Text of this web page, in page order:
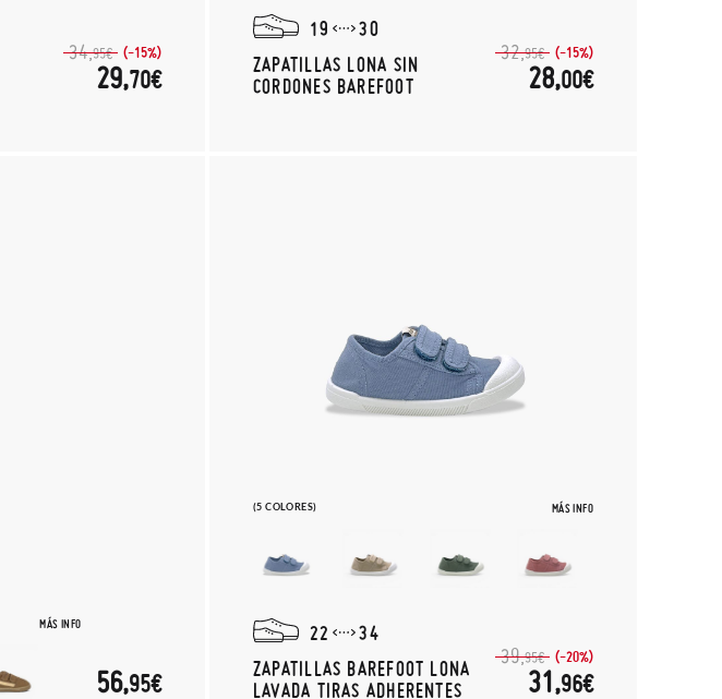
34,95€ (-15%)
29,70€
19
30
ZAPATILLAS LONA SIN
CORDONES BAREFOOT
32,95€ (-15%)
28,00€
MÁS INFO
56,95€
(5 COLORES) MÁS INFO
22
34
ZAPATILLAS BAREFOOT LONA
LAVADA TIRAS ADHERENTES
39,95€ (-20%)
31,96€